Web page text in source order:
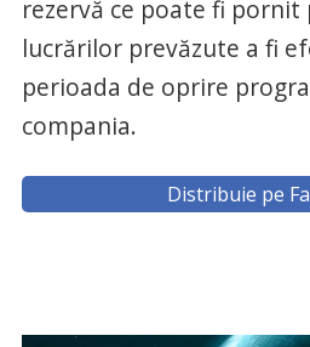
rezervă ce poate fi
lucrărilor prevăzute a fi
perioada de oprire
compania.
Distribuie pe